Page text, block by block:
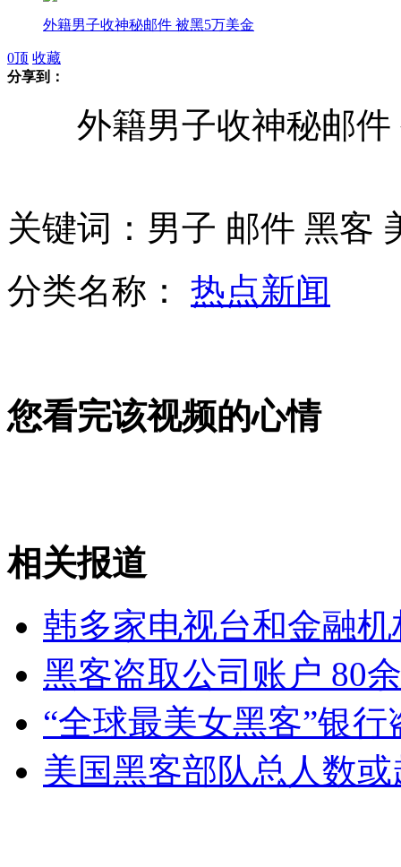
外籍男子收神秘邮件 被黑5万美金
成都一幢在拆大楼突然倒塌
英国艳模整形330次
美国影院枪击案凶手认罪求免死
外交部：反对强权政治霸凌主义
外交部：有关国家言论片面不公正
安徽一实载49人客车翻车
0顶 收藏
分享到：
外籍男子收神秘邮件
关键词：男子 邮件 黑客
分类名称： 热点新闻
您看完该视频的心情
相关报道
韩多家电视台和金融
黑客盗取公司账户 80
“全球最美女黑客”银
美国黑客部队总人数或